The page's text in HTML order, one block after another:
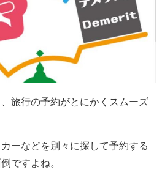
旅行の予約がとにかくスムーズ
ーなどを別々に探して予約する
ですよね。